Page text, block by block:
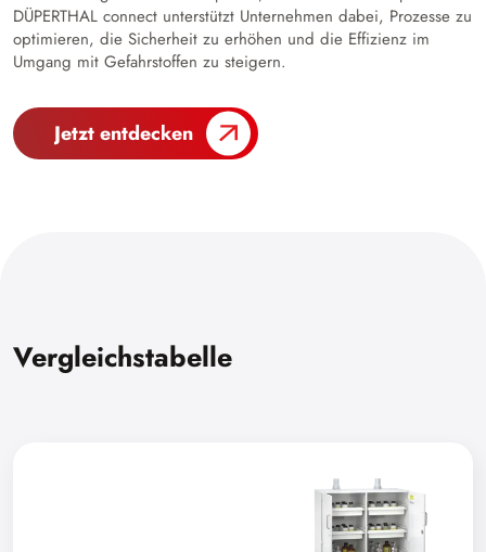
DÜPERTHAL connect unterstützt Unternehmen dabei, Prozesse zu
optimieren, die Sicherheit zu erhöhen und die Effizienz im
Umgang mit Gefahrstoffen zu steigern.
Jetzt entdecken
Vergleichstabelle